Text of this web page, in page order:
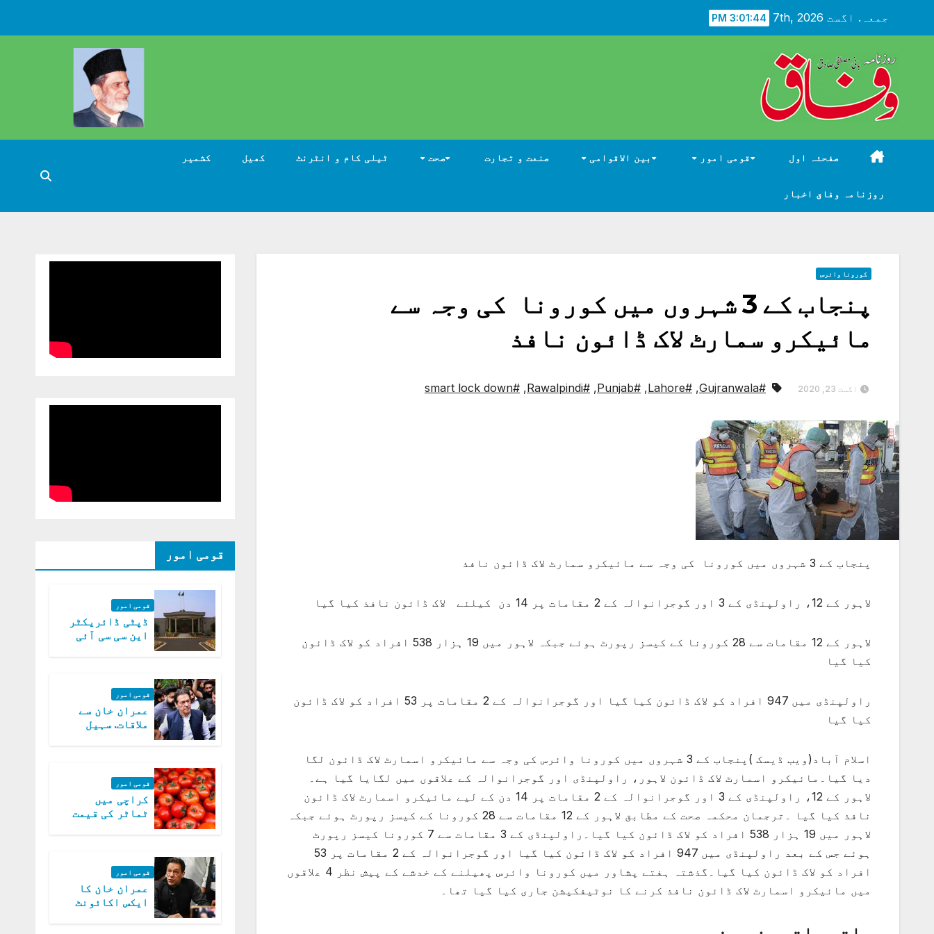
جمعہ. اگست 7th, 2026 3:01:45 PM
صفحئہ اول قومی امور بین الاقوامی صنعت و تجارت صحت ٹیلی کام و انٹرنٹ کھیل کشمیر
روزنامہ وفاق اخبار
کورونا وائرس
پنجاب کے 3 شہروں میں کورونا کی وجہ سے
مائیکرو سمارٹ لاک ڈائون نافذ
اگست 23, 2020 #Gujranwala
,
#Lahore
,
#Punjab
,
#Rawalpindi
,
#smart lock down
پنجاب کے 3 شہروں میں کورونا کی وجہ سے مائیکرو سمارٹ لاک ڈائون نافذ
لاہور کے 12، راولپنڈی کے 3 اور گوجرانوالہ کے 2 مقامات پر 14 دن کیلئے لاک ڈائون نافذ کیا گیا
لاہور کے 12 مقامات سے 28 کورونا کے کیسز رپورٹ ہوئے جبکہ لاہور میں 19 ہزار 538 افراد کو لاک ڈائون
کیا گیا
راولپنڈی میں 947 افراد کو لاک ڈائون کیا گیا اور گوجرانوالہ کے 2 مقامات پر 53 افراد کو لاک ڈائون
کیا گیا
اسلام آباد(ویب ڈیسک )پنجاب کے 3 شہروں میں کورونا وائرس کی وجہ سے مائیکرو اسمارٹ لاک ڈائون لگا
دیا گیا۔مائیکرو اسمارٹ لاک ڈائون لاہور، راولپنڈی اور گوجرانوالہ کے علاقوں میں لگایا گیا ہے۔
لاہور کے 12، راولپنڈی کے 3 اور گوجرانوالہ کے 2 مقامات پر 14 دن کے لیے مائیکرو اسمارٹ لاک ڈائون
نافذ کیا گیا ۔ترجمان محکمہ صحت کے مطابق لاہور کے 12 مقامات سے 28 کورونا کے کیسز رپورٹ ہوئے جبکہ
لاہور میں 19 ہزار 538 افراد کو لاک ڈائون کیا گیا۔راولپنڈی کے 3 مقامات سے 7 کورونا کیسز رپورٹ
ہوئے جس کے بعد راولپنڈی میں 947 افراد کو لاک ڈائون کیا گیا اور گوجرانوالہ کے 2 مقامات پر 53
افراد کو لاک ڈائون کیا گیا۔گذشتہ ہفتے پشاور میں کورونا وائرس پھیلنے کے خدشے کے پیش نظر 4 علاقوں
میں مائیکرو اسمارٹ لاک ڈائون نافذ کرنے کا نوٹیفکیشن جاری کیا گیا تھا۔
قومی امور
قومی امور
ڈپٹی ڈائریکٹر
این سی سی آئی
قومی امور
عمران خان سے
ملاقات. سہیل
قومی امور
کراچی میں
ٹماٹر کی قیمت
قومی امور
عمران خان کا
ایکس اکائونٹ